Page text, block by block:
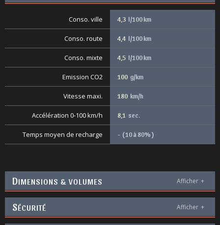
Conso. ville 4,3 l/100 km
Conso. route 4,4 l/100 km
Conso. mixte 4,5 l/100 km
Emission CO2 100 g/km
Vitesse maxi. 180 km/h
Accélération 0-100 km/h 8,1 sec.
Temps moyen de recharge - ( 10 à 80% )
DIMENSIONS & VOLUMES Afficher +
SÉCURITÉ Afficher +